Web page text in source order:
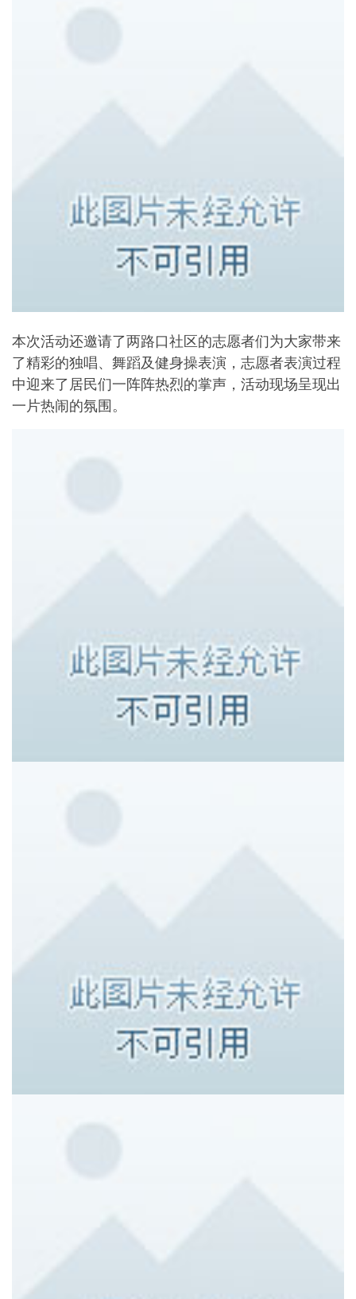
本次活动还邀请了两路口社区的志愿者们为大家带来
了精彩的独唱、舞蹈及健身操表演，志愿者表演过程
中迎来了居民们一阵阵热烈的掌声，活动现场呈现出
一片热闹的氛围。